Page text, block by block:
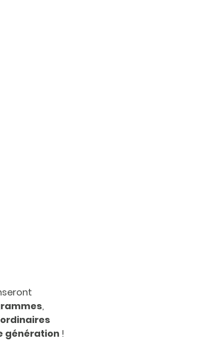
,
génération!